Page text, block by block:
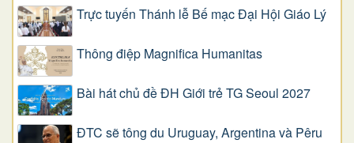
Trực tuyến Thánh lễ Bế mạc Đại Hội Giáo Lý
Thông điệp Magnifica Humanitas
Bài hát chủ đề ĐH Giới trẻ TG Seoul 2027
ĐTC sẽ tông du Uruguay, Argentina và Pêru